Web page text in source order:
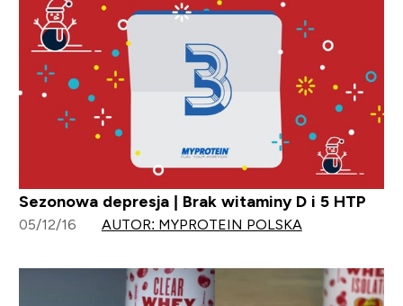
Sezonowa depresja | Brak witaminy D i 5 HTP
05/12/16 AUTOR: MYPROTEIN POLSKA